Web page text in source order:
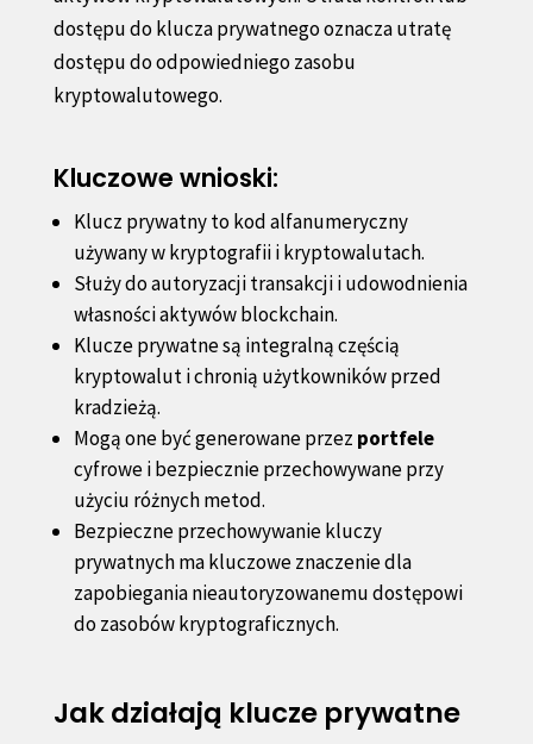
dostępu do klucza prywatnego oznacza utratę
dostępu do odpowiedniego zasobu
kryptowalutowego.
Kluczowe wnioski:
Klucz prywatny to kod alfanumeryczny
używany w kryptografii i kryptowalutach.
Służy do autoryzacji transakcji i udowodnienia
własności aktywów blockchain.
Klucze prywatne są integralną częścią
kryptowalut i chronią użytkowników przed
kradzieżą.
Mogą one być generowane przez portfele
cyfrowe i bezpiecznie przechowywane przy
użyciu różnych metod.
Bezpieczne przechowywanie kluczy
prywatnych ma kluczowe znaczenie dla
zapobiegania nieautoryzowanemu dostępowi
do zasobów kryptograficznych.
Jak działają klucze prywatne